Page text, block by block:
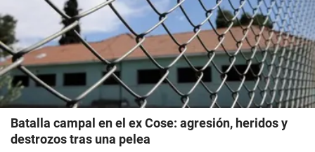
Batalla campal en el ex Cose: agresión, heridos y
destrozos tras una pelea